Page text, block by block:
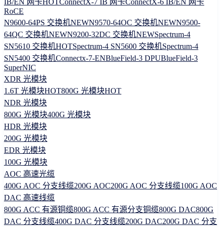
IB/EN 网卡HOTConnectX-7 IB 网卡ConnectX-6 IB/EN 网卡
RoCE
N9600-64PS 交换机NEWN9570-64OC 交换机NEWN9500-
64QC 交换机NEWN9200-32DC 交换机NEWSpectrum-4
SN5610 交换机HOTSpectrum-4 SN5600 交换机Spectrum-4
SN5400 交换机Connectx-7-ENBlueField-3 DPUBlueField-3
SuperNIC
XDR 光模块
1.6T 光模块HOT800G 光模块HOT
NDR 光模块
800G 光模块400G 光模块
HDR 光模块
200G 光模块
EDR 光模块
100G 光模块
AOC 高速光缆
400G AOC 分支线缆200G AOC200G AOC 分支线缆100G AOC
DAC 高速线缆
800G ACC 有源铜缆800G ACC 有源分支铜缆800G DAC800G
DAC 分支线缆400G DAC 分支线缆200G DAC200G DAC 分支